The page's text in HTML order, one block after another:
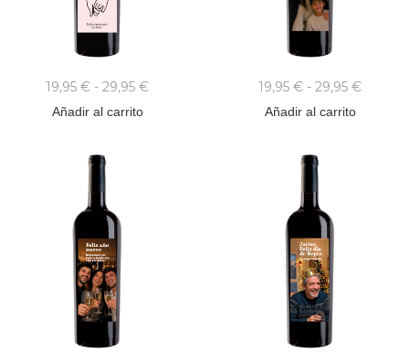
19,95 € - 29,95 €
Añadir al carrito
19,95 € - 29,95 €
Añadir al carrito